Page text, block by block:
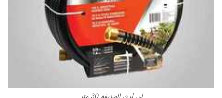
لي لري الحديقة 30 متر